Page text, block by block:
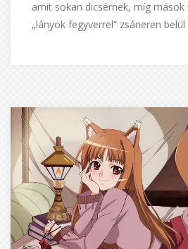
amit sokan dicsérnek, míg mások
„lányok fegyverrel” zsáneren